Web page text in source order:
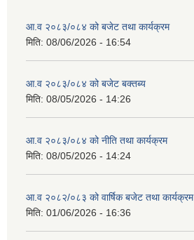
आ.व २०८३/०८४ को बजेट तथा कार्यक्रम
मिति: 08/06/2026 - 16:54
आ.व २०८३/०८४ को बजेट बक्तब्य
मिति: 08/05/2026 - 14:26
आ.व २०८३/०८४ को नीति तथा कार्यक्रम
मिति: 08/05/2026 - 14:24
आ.व २०८२/०८३ को वार्षिक बजेट तथा कार्यक्रम
मिति: 01/06/2026 - 16:36